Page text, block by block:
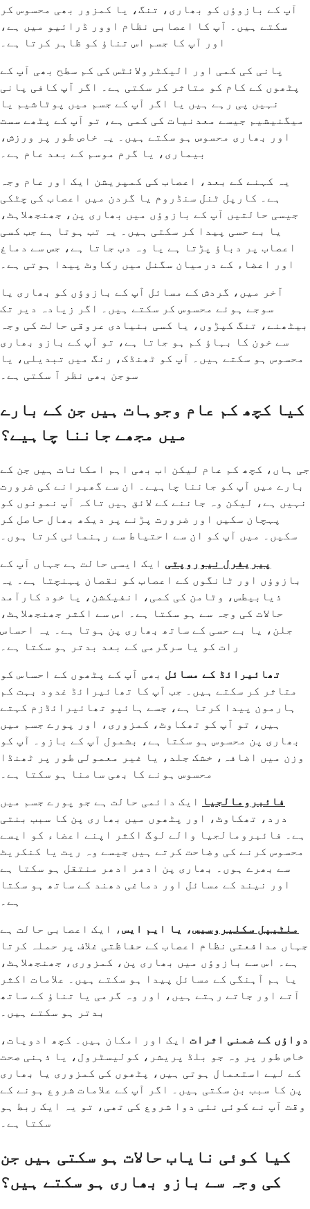
آپ کے بازوؤں کو بھاری، تنگ، یا کمزور بھی محسوس کر
سکتے ہیں۔ آپ کا اعصابی نظام اوور ڈرائیو میں ہے،
اور آپ کا جسم اس تناؤ کو ظاہر کرتا ہے۔
پانی کی کمی اور الیکٹرولائٹس کی کم سطح بھی آپ کے
پٹھوں کے کام کو متاثر کر سکتی ہے۔ اگر آپ کافی پانی
نہیں پی رہے ہیں یا اگر آپ کے جسم میں پوٹاشیم یا
میگنیشیم جیسے معدنیات کی کمی ہے، تو آپ کے پٹھے سست
اور بھاری محسوس ہو سکتے ہیں۔ یہ خاص طور پر ورزش،
بیماری، یا گرم موسم کے بعد عام ہے۔
یہ کہنے کے بعد، اعصاب کی کمپریشن ایک اور عام وجہ
ہے۔ کارپل ٹنل سنڈروم یا گردن میں اعصاب کی چٹکی
جیسی حالتیں آپ کے بازوؤں میں بھاری پن، جھنجھلاہٹ،
یا بے حسی پیدا کر سکتی ہیں۔ یہ تب ہوتا ہے جب کسی
اعصاب پر دباؤ پڑتا ہے یا وہ دب جاتا ہے، جس سے دماغ
اور اعضاء کے درمیان سگنل میں رکاوٹ پیدا ہوتی ہے۔
آخر میں، گردش کے مسائل آپ کے بازوؤں کو بھاری یا
سوجے ہوئے محسوس کر سکتے ہیں۔ اگر زیادہ دیر تک
بیٹھنے، تنگ کپڑوں، یا کسی بنیادی عروقی حالت کی وجہ
سے خون کا بہاؤ کم ہو جاتا ہے، تو آپ کے بازو بھاری
محسوس ہو سکتے ہیں۔ آپ کو ٹھنڈک، رنگ میں تبدیلی، یا
سوجن بھی نظر آ سکتی ہے۔
کیا کچھ کم عام وجوہات ہیں جن کے بارے
میں مجھے جاننا چاہیے؟
جی ہاں، کچھ کم عام لیکن اب بھی اہم امکانات ہیں جن کے
بارے میں آپ کو جاننا چاہیے۔ ان سے گھبرانے کی ضرورت
نہیں ہے، لیکن وہ جاننے کے لائق ہیں تاکہ آپ نمونوں کو
پہچان سکیں اور ضرورت پڑنے پر دیکھ بھال حاصل کر
سکیں۔ میں آپ کو ان سے احتیاط سے رہنمائی کرتا ہوں۔
پیریفرل نیوروپتی ایک ایسی حالت ہے جہاں آپ کے
بازوؤں اور ٹانگوں کے اعصاب کو نقصان پہنچتا ہے۔ یہ
ذیابیطس، وٹامن کی کمی، انفیکشن، یا خود کارآمد
حالات کی وجہ سے ہو سکتا ہے۔ اس سے اکثر جھنجھلاہٹ،
جلن، یا بے حسی کے ساتھ بھاری پن ہوتا ہے۔ یہ احساس
رات کو یا سرگرمی کے بعد بدتر ہو سکتا ہے۔
تھائیرائڈ کے مسائل بھی آپ کے پٹھوں کے احساس کو
متاثر کر سکتے ہیں۔ جب آپ کا تھائیرائڈ غدود بہت کم
ہارمون پیدا کرتا ہے، جسے ہائپو تھائیرائڈزم کہتے
ہیں، تو آپ کو تھکاوٹ، کمزوری، اور پورے جسم میں
بھاری پن محسوس ہو سکتا ہے، بشمول آپ کے بازو۔ آپ کو
وزن میں اضافہ، خشک جلد، یا غیر معمولی طور پر ٹھنڈا
محسوس ہونے کا بھی سامنا ہو سکتا ہے۔
فائبرومالجیا
ایک دائمی حالت ہے جو پورے جسم میں
درد، تھکاوٹ، اور پٹھوں میں بھاری پن کا سبب بنتی
ہے۔ فائبرومالجیا والے لوگ اکثر اپنے اعضاء کو ایسے
محسوس کرنے کی وضاحت کرتے ہیں جیسے وہ ریت یا کنکریٹ
سے بھرے ہوں۔ بھاری پن ادھر ادھر منتقل ہو سکتا ہے
اور نیند کے مسائل اور دماغی دھند کے ساتھ ہو سکتا
ہے۔
ملٹیپل سکلیروسیس، یا ایم ایس، ایک اعصابی حالت ہے
جہاں مدافعتی نظام اعصاب کے حفاظتی غلاف پر حملہ کرتا
ہے۔ اس سے بازوؤں میں بھاری پن، کمزوری، جھنجھلاہٹ،
یا ہم آہنگی کے مسائل پیدا ہو سکتے ہیں۔ علامات اکثر
آتے اور جاتے رہتے ہیں، اور وہ گرمی یا تناؤ کے ساتھ
بدتر ہو سکتے ہیں۔
دواؤں کے ضمنی اثرات ایک اور امکان ہیں۔ کچھ ادویات،
خاص طور پر وہ جو بلڈ پریشر، کولیسٹرول، یا ذہنی صحت
کے لیے استعمال ہوتی ہیں، پٹھوں کی کمزوری یا بھاری
پن کا سبب بن سکتی ہیں۔ اگر آپ کے علامات شروع ہونے کے
وقت آپ نے کوئی نئی دوا شروع کی تھی، تو یہ ایک ربط ہو
سکتا ہے۔
کیا کوئی نایاب حالات ہو سکتی ہیں جن
کی وجہ سے بازو بھاری ہو سکتے ہیں؟